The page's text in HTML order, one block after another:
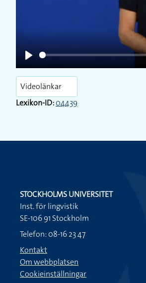
Play
Videolänkar
Lexikon-ID:04439
STOCKHOLMS UNIVERSITET
Inst. för lingvistik
SE-106 91 Stockholm
Telefon: 08-16 23 47
Kontakt
Om webbplatsen
Cookieinställningar